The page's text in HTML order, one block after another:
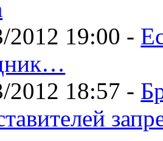
2012 19:00 -
2012 18:57 -